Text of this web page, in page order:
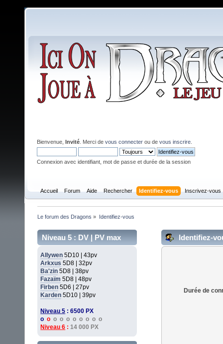
Bienvenue, Invité . Merci de vous connecter ou de vous inscrire
Connexion avec identifiant, mot de passe et durée de la session
Accueil Forum Aide Rechercher Identifiez-vous Inscrivez-vous
Le forum des Dragons » Identifiez-vous
Niveau 5 : DV | PV max
Allywen 5D10 | 43pv
Arkxus 5D8 | 32pv
Ba'zin 5D8 | 38pv
Fazaïm 5D8 | 48pv
Firben 5D6 | 27pv
Karden 5D10 | 39pv
Niveau 5 : 6500 PX
oo o o o o o o o o
Niveau 6 : 14 000 PX
Identifiez-
Durée de